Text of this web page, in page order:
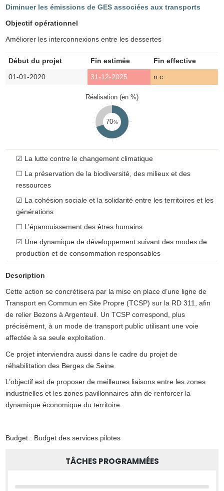
CONTRIBUEZ
CONTACT
Diminuer les émissions de GES associées aux transports
Objectif opérationnel
Améliorer les interconnexions entre les dessertes
Début du projet Fin estimée
Fin effective
01-01-2020
31-12-2025 n.c.
Réalisation (en %)
70
☑ La lutte contre le changement climatique
☐ La préservation de la biodiversité, des milieux et des
ressources
☑ La cohésion sociale et la solidarité entre les territoires et les
générations
☐ L’épanouissement des êtres humains
☑ Une dynamique de développement suivant des modes de
production et de consommation responsables
Description
Cette action se concrétisera par la mise en place d’une ligne de
Transport en Commun en Site Propre (TCSP) sur la RD 311, afin
de relier Bezons à Argenteuil. Un TCSP correspond, plus
précisément, à un mode de transport public utilisant une voie
affectée à sa seule exploitation.
Ce projet interviendra aussi dans le cadre du projet de
réhabilitation des Berges de Seine.
L’objectif est de proposer de meilleures liaisons entre les zones
industrielles et les zones pavillonnaires afin de renforcer la
dynamique économique du territoire.
Budget : Budget des services pilotes
TÂCHES PROGRAMMÉES